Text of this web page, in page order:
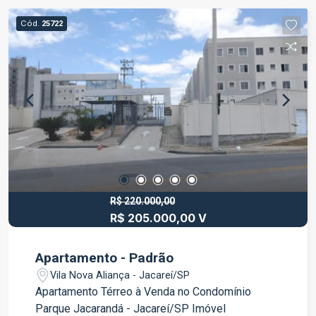
informações ou agendamento de visita, entre em
contato.
Cód. 25722
R$ 220.000,00
R$ 205.000,00 V
Apartamento - Padrão
Vila Nova Aliança - Jacareí/SP
Apartamento Térreo à Venda no Condomínio
Parque Jacarandá - Jacareí/SP Imóvel